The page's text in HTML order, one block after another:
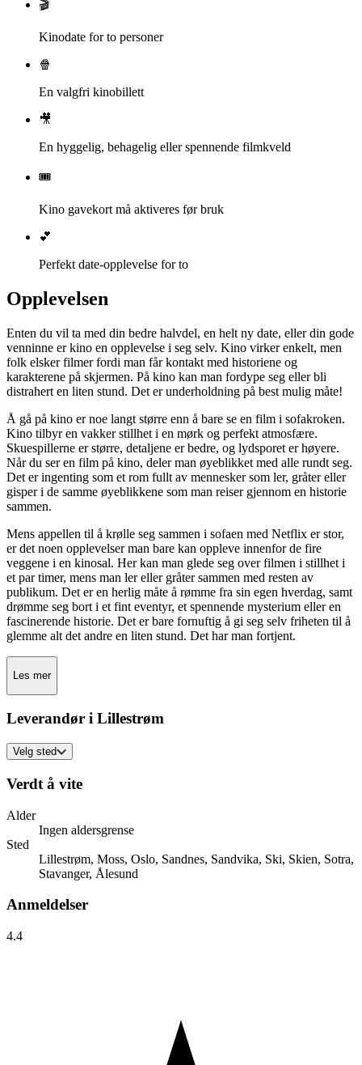
🎬
Kinodate for to personer
🍿
En valgfri kinobillett
🎥
En hyggelig, behagelig eller spennende filmkveld
🎟️
Kino gavekort må aktiveres før bruk
💕
Perfekt date-opplevelse for to
Opplevelsen
Enten du vil ta med din bedre halvdel, en helt ny date, eller din gode
venninne er kino en opplevelse i seg selv. Kino virker enkelt, men
folk elsker filmer fordi man får kontakt med historiene og
karakterene på skjermen. På kino kan man fordype seg eller bli
distrahert en liten stund. Det er underholdning på best mulig måte!
Å gå på kino er noe langt større enn å bare se en film i sofakroken.
Kino tilbyr en vakker stillhet i en mørk og perfekt atmosfære.
Skuespillerne er større, detaljene er bedre, og lydsporet er høyere.
Når du ser en film på kino, deler man øyeblikket med alle rundt seg.
Det er ingenting som et rom fullt av mennesker som ler, gråter eller
gisper i de samme øyeblikkene som man reiser gjennom en historie
sammen.
Mens appellen til å krølle seg sammen i sofaen med Netflix er stor,
er det noen opplevelser man bare kan oppleve innenfor de fire
veggene i en kinosal. Her kan man glede seg over filmen i stillhet i
et par timer, mens man ler eller gråter sammen med resten av
publikum. Det er en herlig måte å rømme fra sin egen hverdag, samt
drømme seg bort i et fint eventyr, et spennende mysterium eller en
fascinerende historie. Det er bare fornuftig å gi seg selv friheten til å
glemme alt det andre en liten stund. Det har man fortjent.
Les mer
Leverandør i Lillestrøm
Velg sted
Verdt å vite
Alder
Ingen aldersgrense
Sted
Lillestrøm, Moss, Oslo, Sandnes, Sandvika, Ski, Skien, Sotra,
Stavanger, Ålesund
Anmeldelser
4.4